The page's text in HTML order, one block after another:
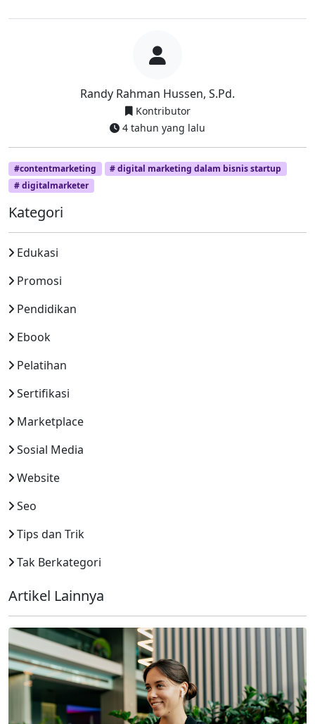
Randy Rahman Hussen, S.Pd.
Kontributor
4 tahun yang lalu
#contentmarketing
# digital marketing dalam bisnis startup
# digitalmarketer
Kategori
Edukasi
Promosi
Pendidikan
Ebook
Pelatihan
Sertifikasi
Marketplace
Sosial Media
Website
Seo
Tips dan Trik
Tak Berkategori
Artikel Lainnya